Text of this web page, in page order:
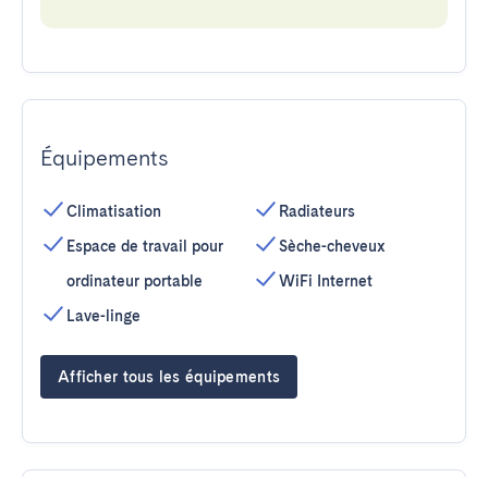
Équipements
Climatisation
Espace de travail pour
ordinateur portable
Lave-linge
Radiateurs
Sèche-cheveux
WiFi Internet
Afficher tous les équipements